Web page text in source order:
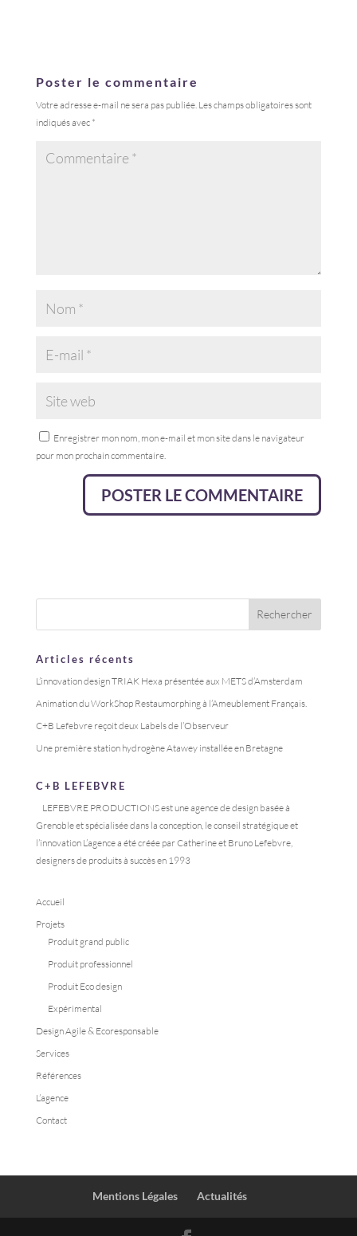
Poster le commentaire
Votre adresse e-mail ne sera pas publiée. Les champs obligatoires sont
indiqués avec *
Enregistrer mon nom, mon e-mail et mon site dans le navigateur
pour mon prochain commentaire.
Articles récents
L’innovation design TRIAK Hexa présentée aux METS d’Amsterdam
Animation du WorkShop Restaumorphing à l’Ameublement Français.
C+B Lefebvre reçoit deux Labels de l’Observeur
Une première station hydrogène Atawey installée en Bretagne
C+B LEFEBVRE
LEFEBVRE PRODUCTIONS est une agence de design basée à
Grenoble et spécialisée dans la conception, le conseil stratégique et
l’innovation L’agence a été créée par Catherine et Bruno Lefebvre,
designers de produits à succès en 1993
Accueil
Projets
Produit grand public
Produit professionnel
Produit Eco design
Expérimental
Design Agile & Ecoresponsable
Services
Références
L’agence
Contact
Mentions Légales Actualités